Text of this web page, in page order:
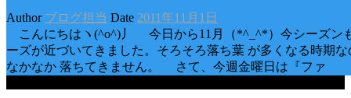
Author ブログ担当 Date 2011年11月1日
こんにちはヽ(^o^)丿 今日から11月（*^_^*）今シーズン
ーズが近づいてきました。そろそろ落ち葉 が多くなる時期
なかなか 落ちてきません。 さて、今週金曜日は『ファ